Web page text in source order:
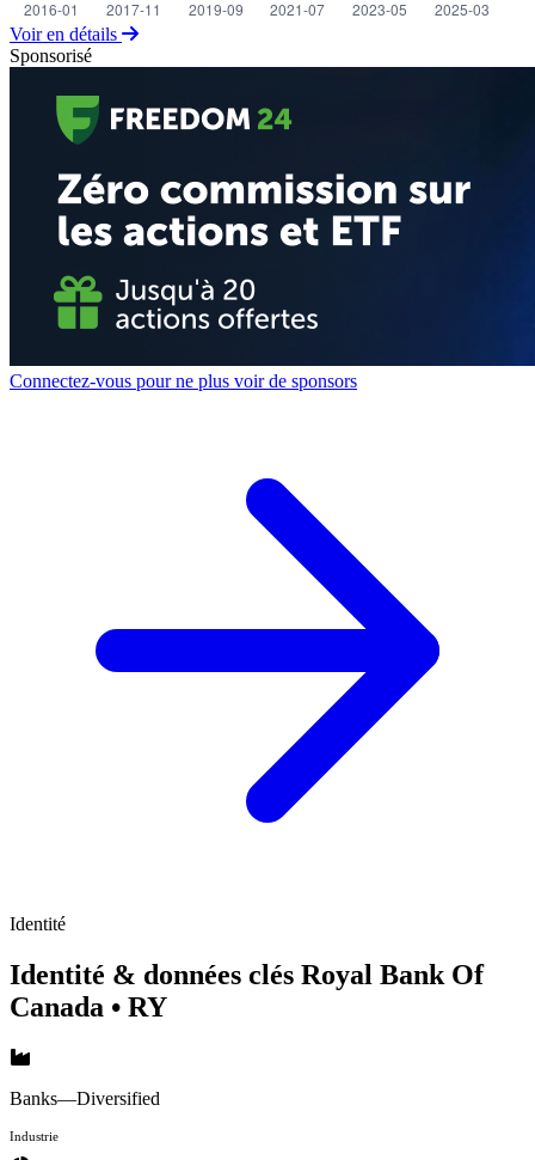
Voir en détails
Sponsorisé
Connectez-vous pour ne plus voir de sponsors
Identité
Identité & données clés Royal Bank Of
Canada • RY
Banks—Diversified
Industrie